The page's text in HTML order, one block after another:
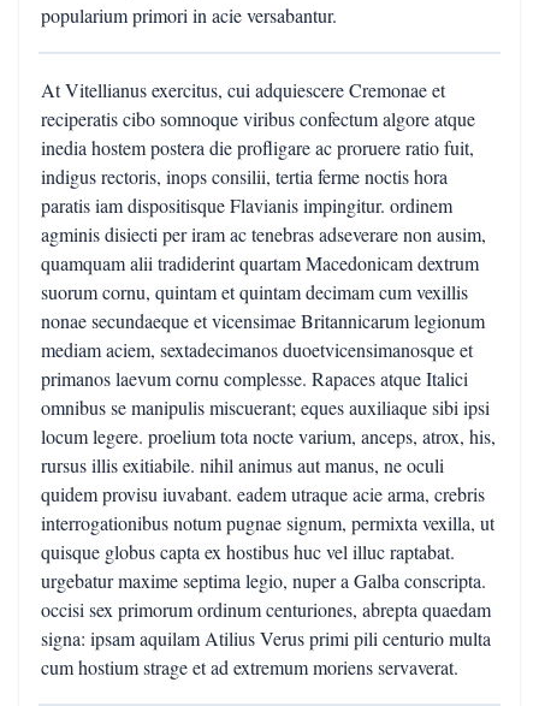
popularium primori in acie versabantur.
At Vitellianus exercitus, cui adquiescere Cremonae et
reciperatis cibo somnoque viribus confectum algore atque
inedia hostem postera die profligare ac proruere ratio fuit,
indigus rectoris, inops consilii, tertia ferme noctis hora
paratis iam dispositisque Flavianis impingitur. ordinem
agminis disiecti per iram ac tenebras adseverare non ausim,
quamquam alii tradiderint quartam Macedonicam dextrum
suorum cornu, quintam et quintam decimam cum vexillis
nonae secundaeque et vicensimae Britannicarum legionum
mediam aciem, sextadecimanos duoetvicensimanosque et
primanos laevum cornu complesse. Rapaces atque Italici
omnibus se manipulis miscuerant; eques auxiliaque sibi ipsi
locum legere. proelium tota nocte varium, anceps, atrox, his,
rursus illis exitiabile. nihil animus aut manus, ne oculi
quidem provisu iuvabant. eadem utraque acie arma, crebris
interrogationibus notum pugnae signum, permixta vexilla, ut
quisque globus capta ex hostibus huc vel illuc raptabat.
urgebatur maxime septima legio, nuper a Galba conscripta.
occisi sex primorum ordinum centuriones, abrepta quaedam
signa: ipsam aquilam Atilius Verus primi pili centurio multa
cum hostium strage et ad extremum moriens servaverat.